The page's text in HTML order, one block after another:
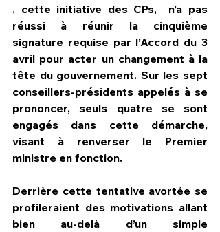
, cette initiative des CPs,  n’a pas
réussi à réunir la cinquième
signature requise par l’Accord du 3
avril pour acter un changement à la
tête du gouvernement. Sur les sept
conseillers-présidents appelés à se
prononcer, seuls quatre se sont
engagés dans cette démarche,
visant à renverser le Premier
ministre en fonction.
Derrière cette tentative avortée se
profileraient des motivations allant
bien au-delà d’un simple